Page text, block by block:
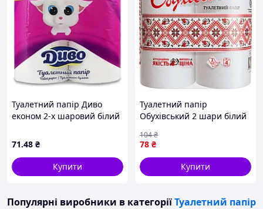
Туалетний папір Диво
економ 2-х шаровий білий
71.48 ₴
Купити
Туалетний папір
Обухівський 2 шари білий
78 ₴
104₴
Купити
Популярні виробники в категоріїТуалетний папір